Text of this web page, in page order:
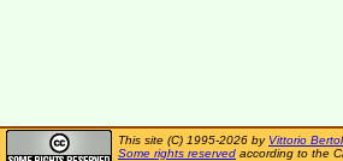
This site (C) 1995-2026 by Vittorio
Some rights reserved according to the